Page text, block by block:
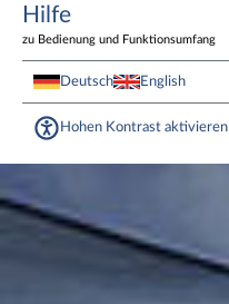
Hilfe
zu Bedienung und Funktionsumfang
Deutsch English
Hohen Kontrast aktivieren